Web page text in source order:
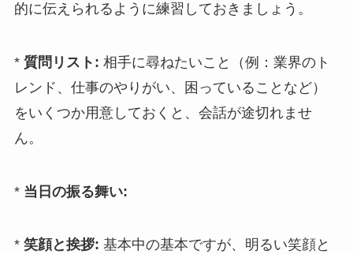
的に伝えられるように練習しておきましょう。
* 質問リスト: 相手に尋ねたいこと（例：業界のト
レンド、仕事のやりがい、困っていることなど）
をいくつか用意しておくと、会話が途切れませ
ん。
* 当日の振る舞い:
* 笑顔と挨拶: 基本中の基本ですが、明るい笑顔と